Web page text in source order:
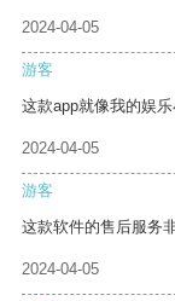
2024-04-05
游客
这款app就像我的娱
2024-04-05
游客
这款软件的售后服务
2024-04-05